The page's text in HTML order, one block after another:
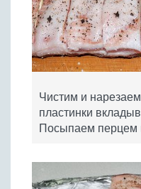
Чистим и
пластинки
Посыпаем перцем